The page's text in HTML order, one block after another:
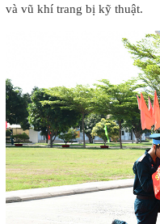
và vũ khí trang bị kỹ thuật.